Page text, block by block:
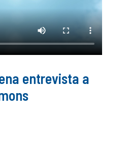
entrevista a